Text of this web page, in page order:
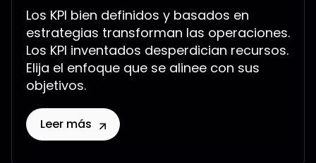
Los KPI bien definidos y basados en
estrategias transforman las operaciones.
Los KPI inventados desperdician recursos.
Elija el enfoque que se alinee con sus
objetivos.
Leer más